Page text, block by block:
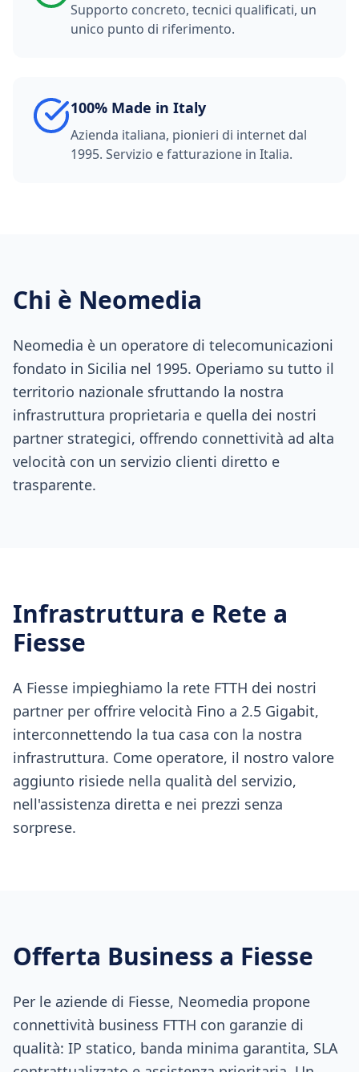
Supporto concreto, tecnici qualificati, un
unico punto di riferimento.
100% Made in Italy
Azienda italiana, pionieri di internet dal
1995. Servizio e fatturazione in Italia.
Chi è Neomedia
Neomedia è un operatore di telecomunicazioni
fondato in Sicilia nel 1995. Operiamo su tutto il
territorio nazionale sfruttando la nostra
infrastruttura proprietaria e quella dei nostri
partner strategici, offrendo connettività ad alta
velocità con un servizio clienti diretto e
trasparente.
Infrastruttura e Rete a
Fiesse
A Fiesse impieghiamo la rete FTTH dei nostri
partner per offrire velocità Fino a 2.5 Gigabit,
interconnettendo la tua casa con la nostra
infrastruttura. Come operatore, il nostro valore
aggiunto risiede nella qualità del servizio,
nell'assistenza diretta e nei prezzi senza
sorprese.
Offerta Business a Fiesse
Per le aziende di Fiesse, Neomedia propone
connettività business FTTH con garanzie di
qualità: IP statico, banda minima garantita, SLA